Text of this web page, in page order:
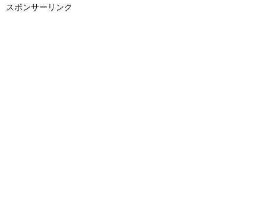
スポンサーリンク